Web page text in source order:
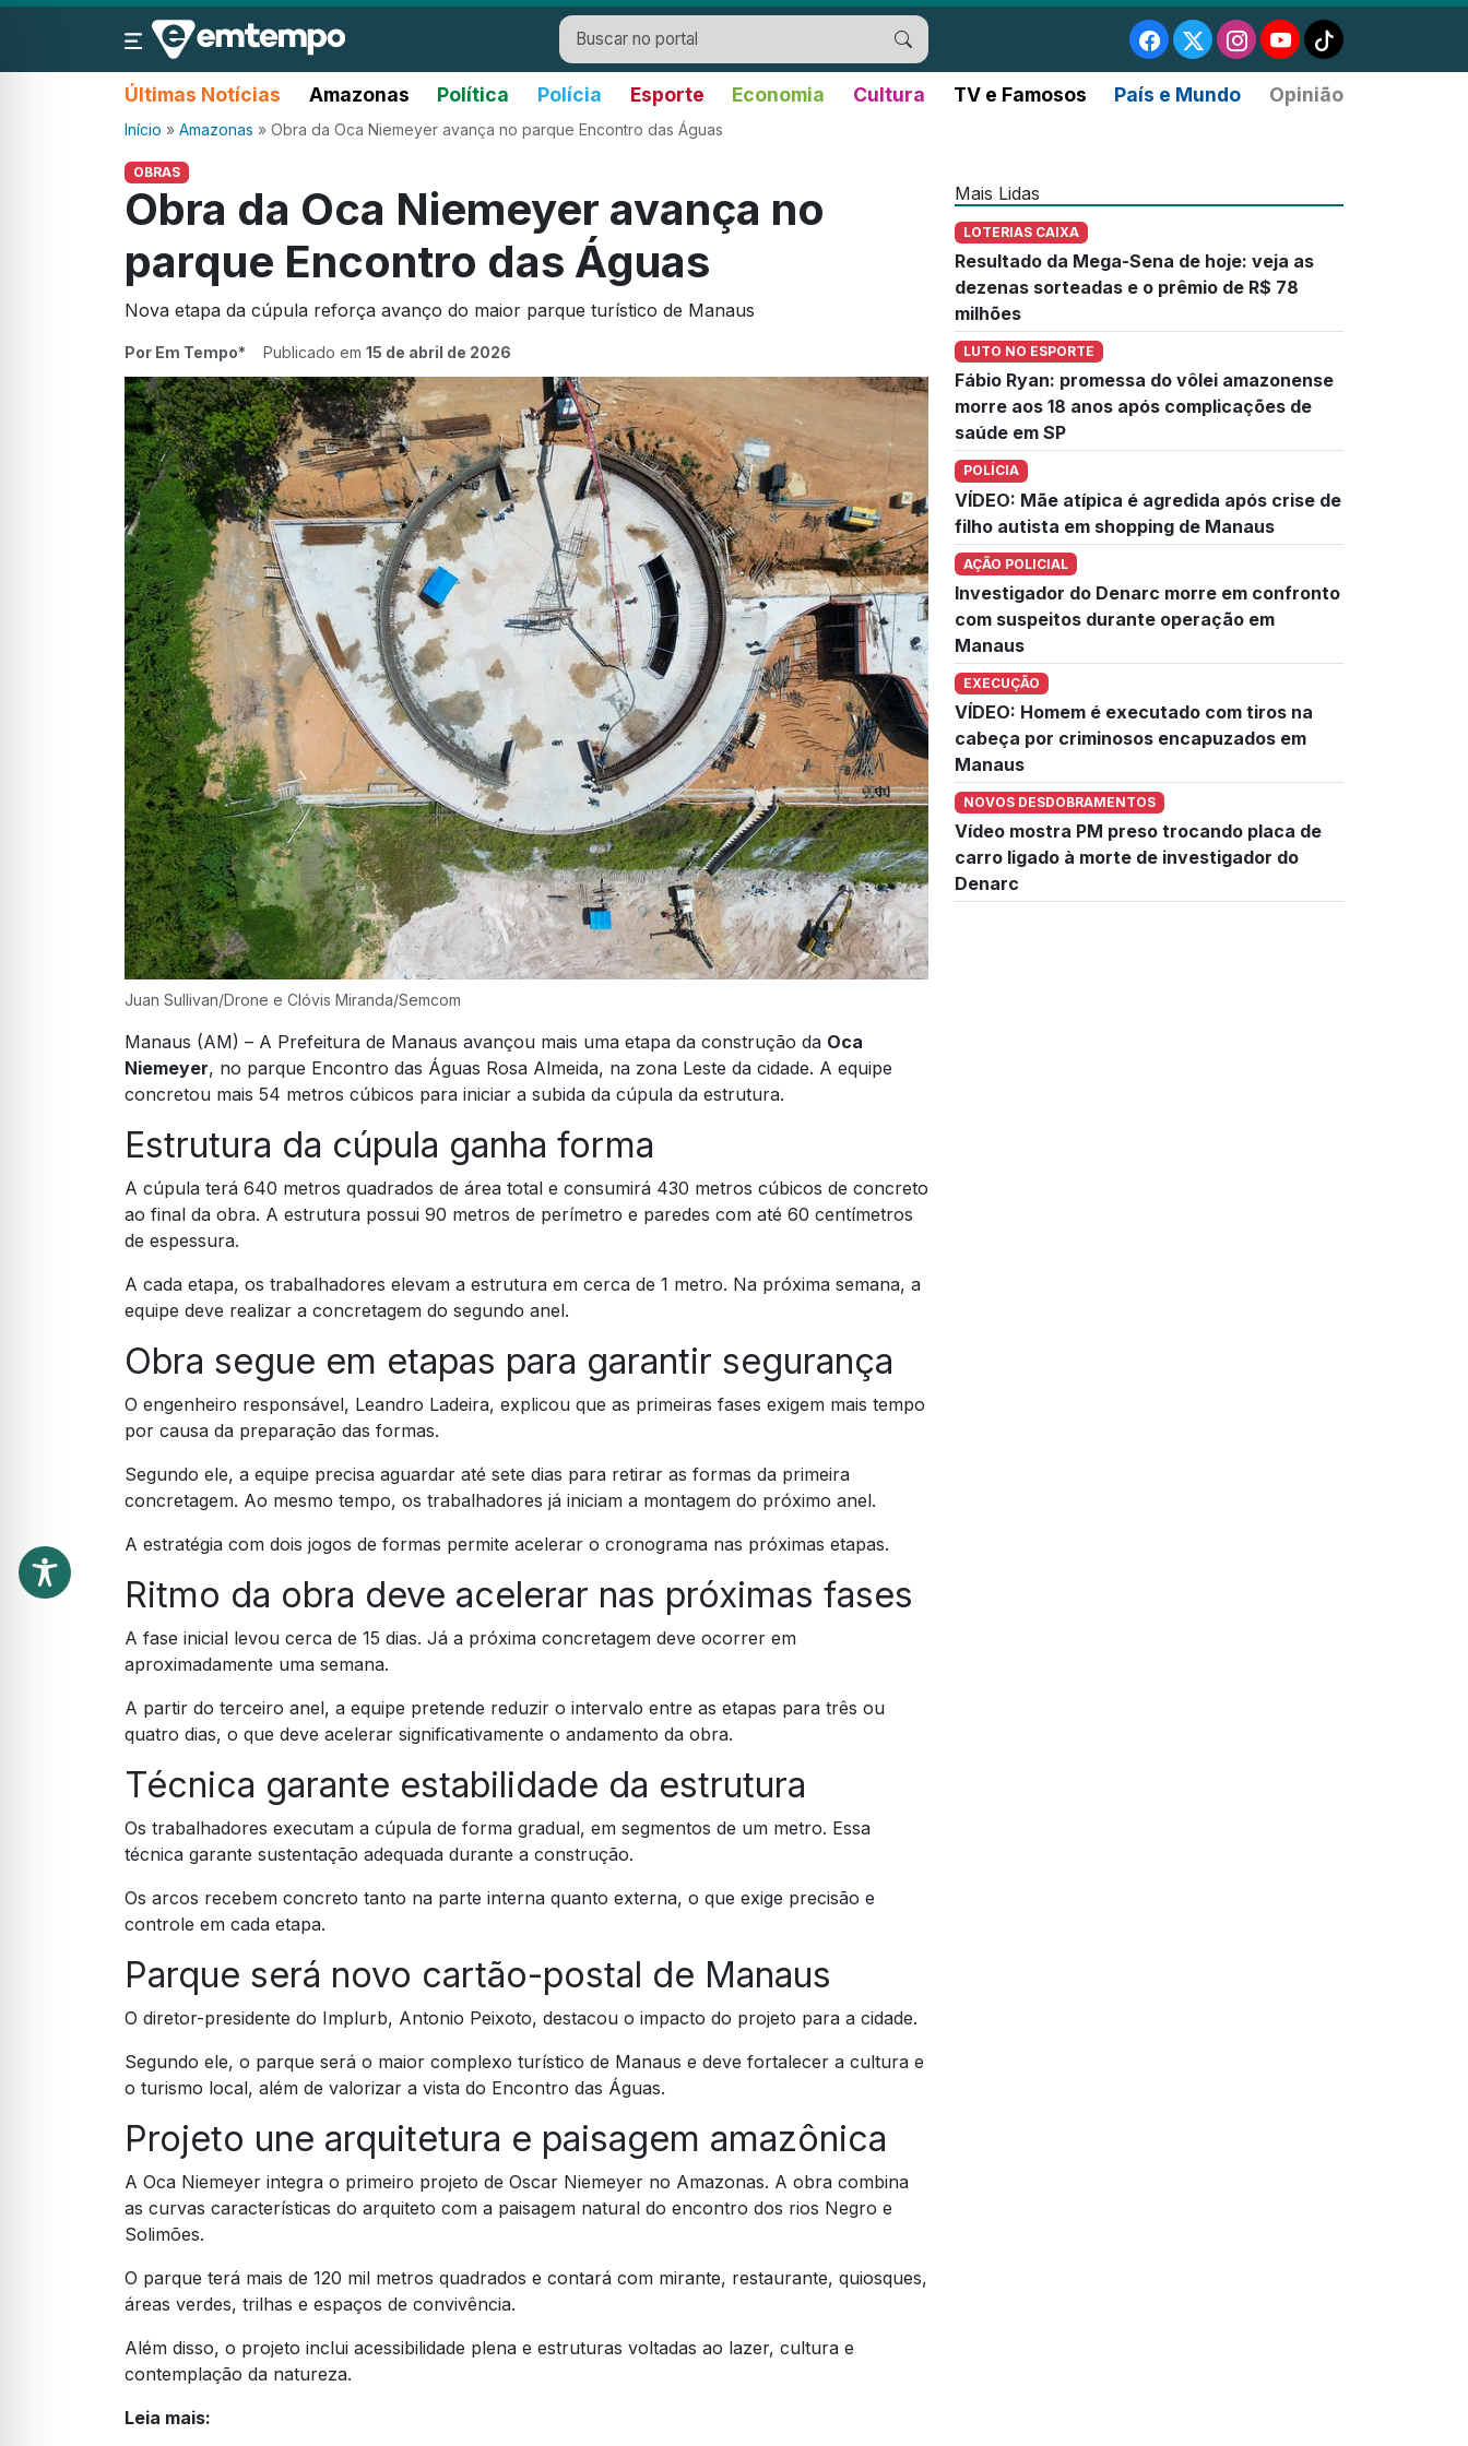
Últimas Notícias Amazonas Política Polícia Esporte Economia Cultura TV e Famosos País e Mundo Opinião
Início » Amazonas » Obra da Oca Niemeyer avança no parque Encontro das Águas
OBRAS
Obra da Oca Niemeyer avança no
parque Encontro das Águas
Nova etapa da cúpula reforça avanço do maior parque turístico de Manaus
Por Em Tempo* Publicado em 15 de abril de 2026
Juan Sullivan/Drone e Clóvis Miranda/Semcom
Manaus (AM) – A Prefeitura de Manaus avançou mais uma etapa da construção da Oca
Niemeyer, no parque Encontro das Águas Rosa Almeida, na zona Leste da cidade. A equipe
concretou mais 54 metros cúbicos para iniciar a subida da cúpula da estrutura.
Estrutura da cúpula ganha forma
A cúpula terá 640 metros quadrados de área total e consumirá 430 metros cúbicos de concreto
ao final da obra. A estrutura possui 90 metros de perímetro e paredes com até 60 centímetros
de espessura.
A cada etapa, os trabalhadores elevam a estrutura em cerca de 1 metro. Na próxima semana, a
equipe deve realizar a concretagem do segundo anel.
Obra segue em etapas para garantir segurança
O engenheiro responsável, Leandro Ladeira, explicou que as primeiras fases exigem mais tempo
por causa da preparação das formas.
Segundo ele, a equipe precisa aguardar até sete dias para retirar as formas da primeira
concretagem. Ao mesmo tempo, os trabalhadores já iniciam a montagem do próximo anel.
A estratégia com dois jogos de formas permite acelerar o cronograma nas próximas etapas.
Ritmo da obra deve acelerar nas próximas fases
A fase inicial levou cerca de 15 dias. Já a próxima concretagem deve ocorrer em
aproximadamente uma semana.
A partir do terceiro anel, a equipe pretende reduzir o intervalo entre as etapas para três ou
quatro dias, o que deve acelerar significativamente o andamento da obra.
Técnica garante estabilidade da estrutura
Os trabalhadores executam a cúpula de forma gradual, em segmentos de um metro. Essa
técnica garante sustentação adequada durante a construção.
Os arcos recebem concreto tanto na parte interna quanto externa, o que exige precisão e
controle em cada etapa.
Parque será novo cartão-postal de Manaus
O diretor-presidente do Implurb, Antonio Peixoto, destacou o impacto do projeto para a cidade.
Segundo ele, o parque será o maior complexo turístico de Manaus e deve fortalecer a cultura e
o turismo local, além de valorizar a vista do Encontro das Águas.
Projeto une arquitetura e paisagem amazônica
A Oca Niemeyer integra o primeiro projeto de Oscar Niemeyer no Amazonas. A obra combina
as curvas características do arquiteto com a paisagem natural do encontro dos rios Negro e
Solimões.
O parque terá mais de 120 mil metros quadrados e contará com mirante, restaurante, quiosques,
áreas verdes, trilhas e espaços de convivência.
Além disso, o projeto inclui acessibilidade plena e estruturas voltadas ao lazer, cultura e
contemplação da natureza.
Leia mais:
Mais Lidas
LOTERIAS CAIXA
Resultado da Mega-Sena de hoje: veja as
dezenas sorteadas e o prêmio de R$ 78
milhões
LUTO NO ESPORTE
Fábio Ryan: promessa do vôlei amazonense
morre aos 18 anos após complicações de
saúde em SP
POLÍCIA
VÍDEO: Mãe atípica é agredida após crise de
filho autista em shopping de Manaus
AÇÃO POLICIAL
Investigador do Denarc morre em confronto
com suspeitos durante operação em
Manaus
EXECUÇÃO
VÍDEO: Homem é executado com tiros na
cabeça por criminosos encapuzados em
Manaus
NOVOS DESDOBRAMENTOS
Vídeo mostra PM preso trocando placa de
carro ligado à morte de investigador do
Denarc